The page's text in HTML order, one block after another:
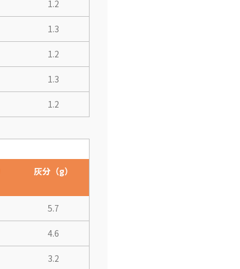
1.2
1.3
1.2
1.3
1.2
灰分（g）
5.7
4.6
3.2